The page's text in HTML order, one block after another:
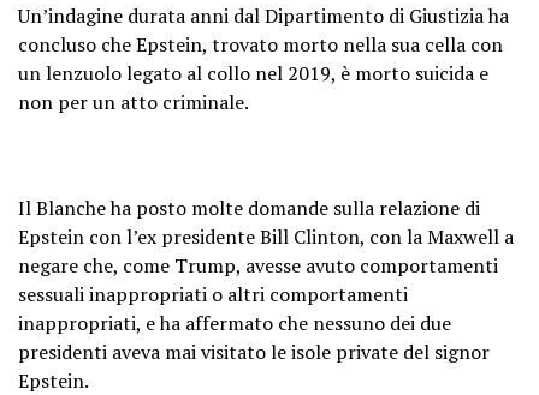
Un’indagine durata anni dal Dipartimento di Giustizia ha
concluso che Epstein, trovato morto nella sua cella con
un lenzuolo legato al collo nel 2019, è morto suicida e
non per un atto criminale.
Il Blanche ha posto molte domande sulla relazione di
Epstein con l’ex presidente Bill Clinton, con la Maxwell a
negare che, come Trump, avesse avuto comportamenti
sessuali inappropriati o altri comportamenti
inappropriati, e ha affermato che nessuno dei due
presidenti aveva mai visitato le isole private del signor
Epstein.